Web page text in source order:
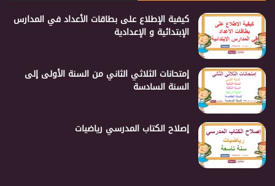
كيفية الإطلاع على بطاقات الأعداد في المدارس
الإبتدائية و الإعدادية
إمتحانات الثلاثي الثاني من السنة الأولى إلى
السنة السادسة
إصلاح الكتاب المدرسي رياضيات